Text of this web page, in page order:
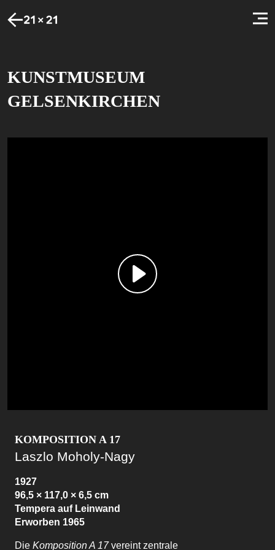
KUNSTMUSEUM
GELSENKIRCHEN
KOMPOSITION A 17
Laszlo Moholy-Nagy
1927
96,5 × 117,0 × 6,5 cm
Tempera auf Leinwand
Erworben 1965
Die Komposition A 17vereint zentrale